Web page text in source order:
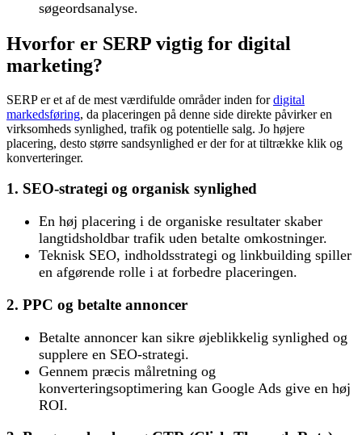
søgeordsanalyse.
Hvorfor er SERP vigtig for digital
marketing?
SERP er et af de mest værdifulde områder inden fordigital
markedsføring, da placeringen på denne side direkte påvirker en
virksomheds synlighed, trafik og potentielle salg. Jo højere
placering, desto større sandsynlighed er der for at tiltrække klik og
konverteringer.
1. SEO-strategi og organisk synlighed
En høj placering i de organiske resultater skaber
langtidsholdbar trafik uden betalte omkostninger.
Teknisk SEO, indholdsstrategi og linkbuilding spiller
en afgørende rolle i at forbedre placeringen.
2. PPC og betalte annoncer
Betalte annoncer kan sikre øjeblikkelig synlighed og
supplere en SEO-strategi.
Gennem præcis målretning og
konverteringsoptimering kan Google Ads give en høj
ROI.